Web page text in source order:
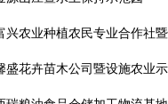
业种植农民专业合作社暨
花卉苗木公司暨设施农业示